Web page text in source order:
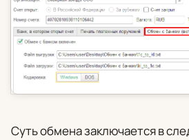
Суть обмена заключается в